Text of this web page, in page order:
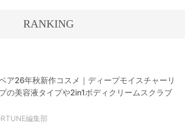
RANKING
ア26年秋新作コスメ｜ディープモイスチャーリ
の美容液タイプや2in1ボディクリームスクラブ
編集部